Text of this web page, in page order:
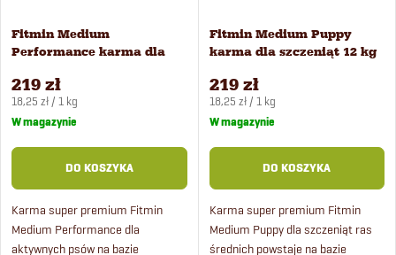
a
n
i
e
p
a
p
r
o
d
Fitmin Medium
Performance karma dla
219 zł
Cena
jednostkowa:
18,25 zł / 1 kg
W magazynie
DO KOSZYKA
Karma super premium Fitmin
Medium Performance dla
aktywnych psów na bazie
Fitmin Medium Puppy
karma dla szczeniąt 12 kg
219 zł
Cena
jednostkowa:
18,25 zł / 1 kg
W magazynie
DO KOSZYKA
Karma super premium Fitmin
Medium Puppy dla szczeniąt ras
średnich powstaje na bazie